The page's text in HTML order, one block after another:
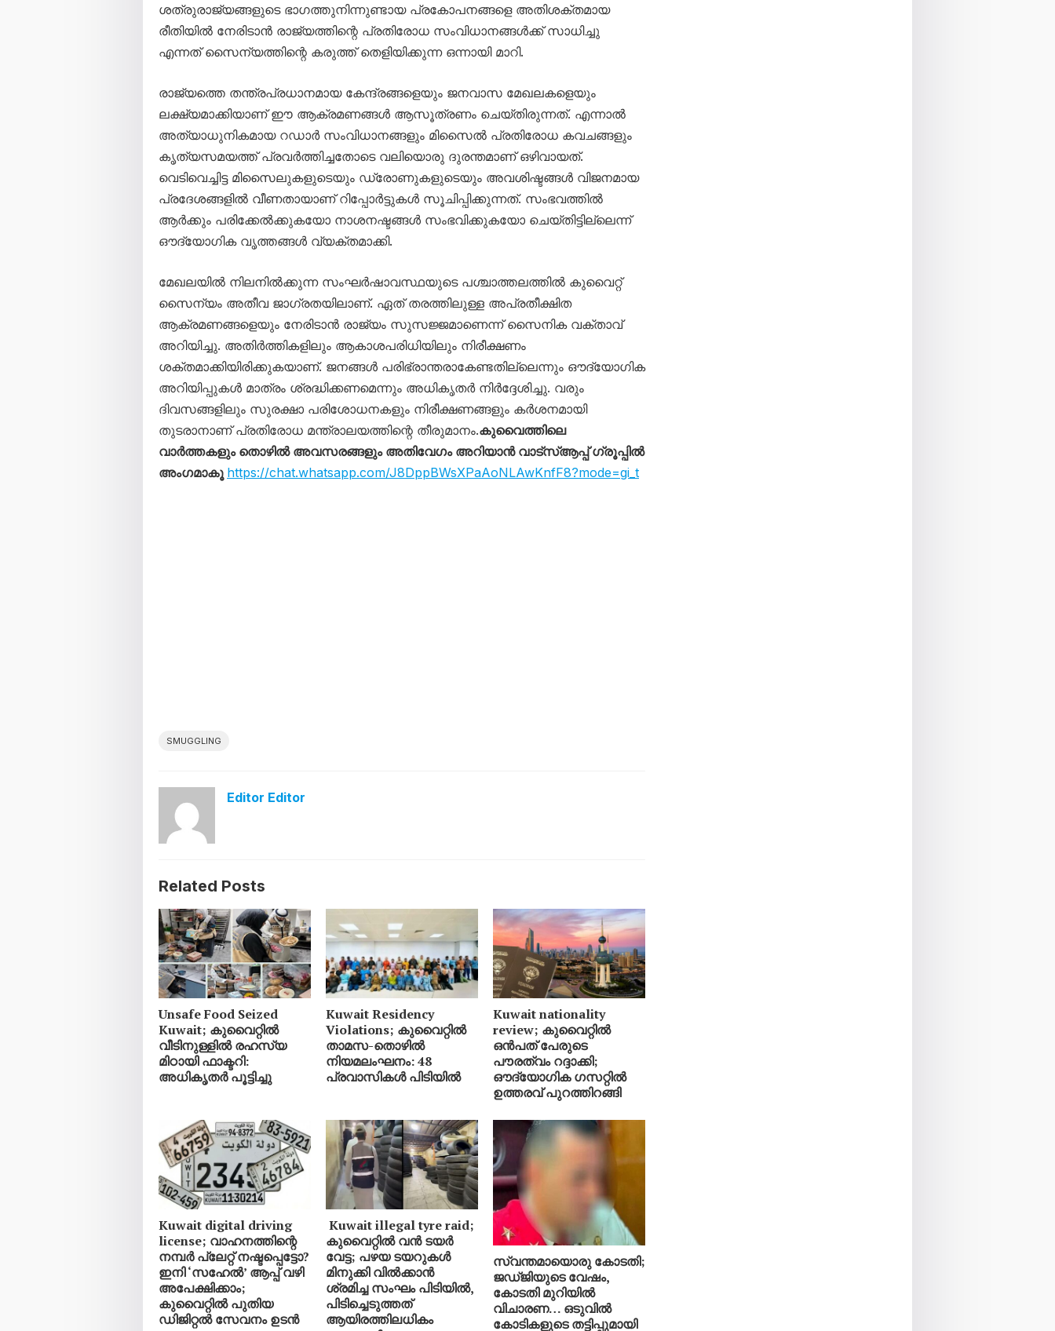
ശത്രുരാജ്യങ്ങളുടെ ഭാഗത്തുനിന്നുണ്ടായ പ്രകോപനങ്ങളെ അതിശക്തമായ
രീതിയിൽ നേരിടാൻ രാജ്യത്തിന്റെ പ്രതിരോധ സംവിധാനങ്ങൾക്ക് സാധിച്ചു
എന്നത് സൈന്യത്തിന്റെ കരുത്ത് തെളിയിക്കുന്ന ഒന്നായി മാറി.
രാജ്യത്തെ തന്ത്രപ്രധാനമായ കേന്ദ്രങ്ങളെയും ജനവാസ മേഖലകളെയും
ലക്ഷ്യമാക്കിയാണ് ഈ ആക്രമണങ്ങൾ ആസൂത്രണം ചെയ്തിരുന്നത്. എന്നാൽ
അത്യാധുനികമായ റഡാർ സംവിധാനങ്ങളും മിസൈൽ പ്രതിരോധ കവചങ്ങളും
കൃത്യസമയത്ത് പ്രവർത്തിച്ചതോടെ വലിയൊരു ദുരന്തമാണ് ഒഴിവായത്.
വെടിവെച്ചിട്ട മിസൈലുകളുടെയും ഡ്രോണുകളുടെയും അവശിഷ്ടങ്ങൾ വിജനമായ
പ്രദേശങ്ങളിൽ വീണതായാണ് റിപ്പോർട്ടുകൾ സൂചിപ്പിക്കുന്നത്. സംഭവത്തിൽ
ആർക്കും പരിക്കേൽക്കുകയോ നാശനഷ്ടങ്ങൾ സംഭവിക്കുകയോ ചെയ്തിട്ടില്ലെന്ന്
ഔദ്യോഗിക വൃത്തങ്ങൾ വ്യക്തമാക്കി.
മേഖലയിൽ നിലനിൽക്കുന്ന സംഘർഷാവസ്ഥയുടെ പശ്ചാത്തലത്തിൽ കുവൈറ്റ്
സൈന്യം അതീവ ജാഗ്രതയിലാണ്. ഏത് തരത്തിലുള്ള അപ്രതീക്ഷിത
ആക്രമണങ്ങളെയും നേരിടാൻ രാജ്യം സുസജ്ജമാണെന്ന് സൈനിക വക്താവ്
അറിയിച്ചു. അതിർത്തികളിലും ആകാശപരിധിയിലും നിരീക്ഷണം
ശക്തമാക്കിയിരിക്കുകയാണ്. ജനങ്ങൾ പരിഭ്രാന്തരാകേണ്ടതില്ലെന്നും ഔദ്യോഗിക
അറിയിപ്പുകൾ മാത്രം ശ്രദ്ധിക്കണമെന്നും അധികൃതർ നിർദ്ദേശിച്ചു. വരും
ദിവസങ്ങളിലും സുരക്ഷാ പരിശോധനകളും നിരീക്ഷണങ്ങളും കർശനമായി
തുടരാനാണ് പ്രതിരോധ മന്ത്രാലയത്തിന്റെ തീരുമാനം.കുവൈത്തിലെ
വാർത്തകളും തൊഴിൽ അവസരങ്ങളും അതിവേഗം അറിയാൻ വാട്സ്ആപ്പ് ഗ്രൂപ്പിൽ
അംഗമാകൂ https://chat.whatsapp.com/J8DppBWsXPaAoNLAwKnfF8?mode=gi_t
SMUGGLING
Editor Editor
Related Posts
Unsafe Food Seized
Kuwait; കുവൈറ്റിൽ
വീടിനുള്ളിൽ രഹസ്യ
മിഠായി ഫാക്ടറി:
അധികൃതർ പൂട്ടിച്ചു
Kuwait Residency
Violations; കുവൈറ്റിൽ
താമസ-തൊഴിൽ
നിയമലംഘനം: 48
പ്രവാസികൾ പിടിയിൽ
Kuwait nationality
review; കുവൈറ്റിൽ
ഒൻപത് പേരുടെ
പൗരത്വം റദ്ദാക്കി;
ഔദ്യോഗിക ഗസറ്റിൽ
ഉത്തരവ് പുറത്തിറങ്ങി
Kuwait digital driving
license; വാഹനത്തിന്റെ
നമ്പര്‍ പ്ലേറ്റ് നഷ്ടപ്പെട്ടോ?
ഇനി ‘സഹേൽ’ ആപ്പ് വഴി
അപേക്ഷിക്കാം;
കുവൈറ്റിൽ പുതിയ
ഡിജിറ്റൽ സേവനം ഉടൻ
Kuwait illegal tyre raid;
കുവൈറ്റിൽ വൻ ടയർ
വേട്ട; പഴയ ടയറുകൾ
മിനുക്കി വിൽക്കാൻ
ശ്രമിച്ച സംഘം പിടിയിൽ,
പിടിച്ചെടുത്തത്
ആയിരത്തിലധികം
സ്വന്തമായൊരു കോടതി;
ജഡ്ജിയുടെ വേഷം,
കോടതി മുറിയിൽ
വിചാരണ… ഒടുവിൽ
കോടികളുടെ തട്ടിപ്പുമായി